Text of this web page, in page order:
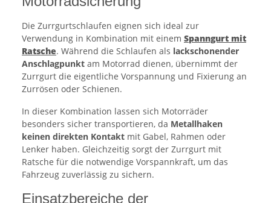
Die Zurrgurtschlaufen eignen sich ideal zur
Verwendung in Kombination mit einem Spanngurt mit
Ratsche. Während die Schlaufen als lackschonender
Anschlagpunkt am Motorrad dienen, übernimmt der
Zurrgurt die eigentliche Vorspannung und Fixierung an
Zurrösen oder Schienen.
In dieser Kombination lassen sich Motorräder
besonders sicher transportieren, da Metallhaken
keinen direkten Kontakt mit Gabel, Rahmen oder
Lenker haben. Gleichzeitig sorgt der Zurrgurt mit
Ratsche für die notwendige Vorspannkraft, um das
Fahrzeug zuverlässig zu sichern.
Einsatzbereiche der